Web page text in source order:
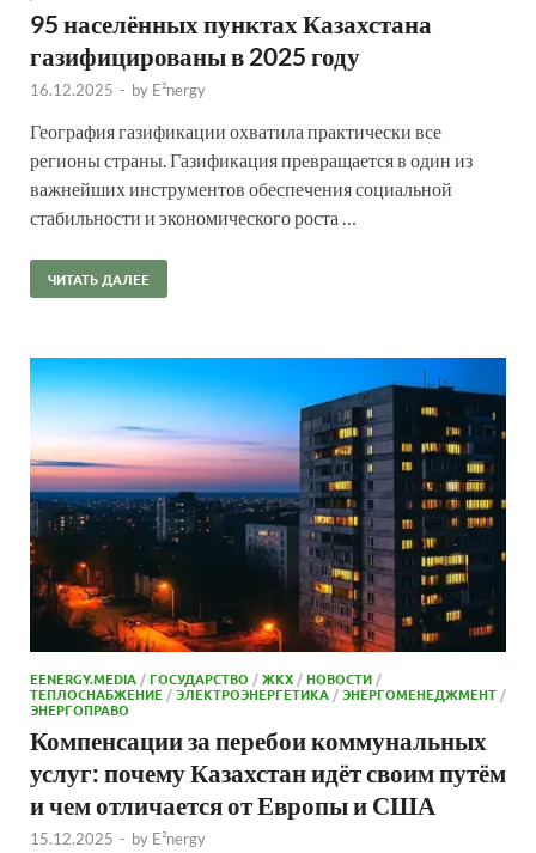
95 населённых пунктах Казахстана
газифицированы в 2025 году
16.12.2025 - by E²nergy
География газификации охватила практически все
регионы страны. Газификация превращается в один из
важнейших инструментов обеспечения социальной
стабильности и экономического роста …
ЧИТАТЬ ДАЛЕЕ
EENERGY.MEDIA /ГОСУДАРСТВО /ЖКХ /НОВОСТИ /
ТЕПЛОСНАБЖЕНИЕ /ЭЛЕКТРОЭНЕРГЕТИКА /ЭНЕРГОМЕНЕДЖМЕНТ /
ЭНЕРГОПРАВО
Компенсации за перебои коммунальных
услуг: почему Казахстан идёт своим путём
и чем отличается от Европы и США
15.12.2025 - by E²nergy